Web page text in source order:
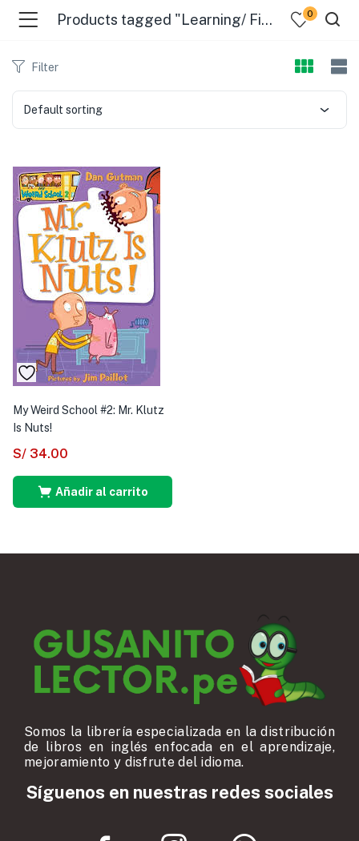
Products tagged "Learning/ Fiction" 0
Filter
Default sorting
My Weird School #2: Mr. Klutz
Is Nuts!
S/ 34.00
Añadir al carrito
Somos la librería especializada en la distribución
de libros en inglés enfocada en el aprendizaje,
mejoramiento y disfrute del idioma.
Síguenos en nuestras redes sociales